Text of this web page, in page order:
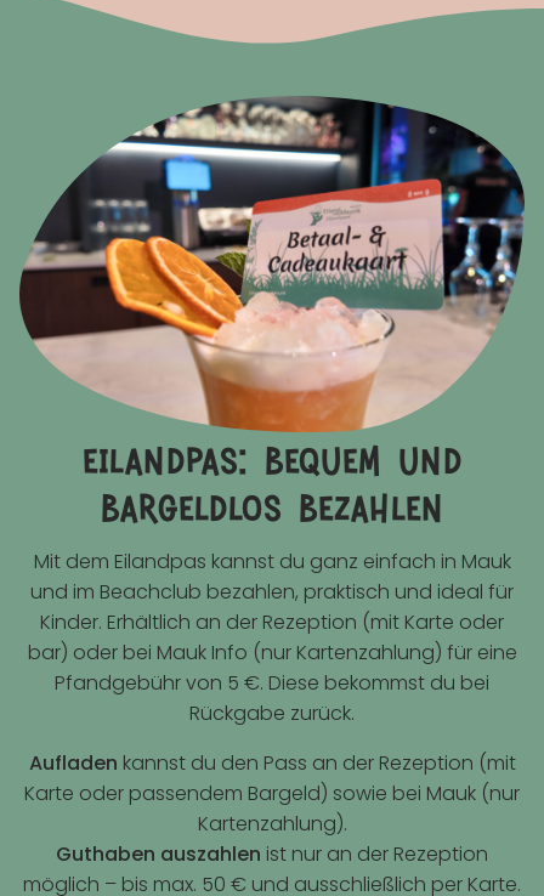
eilandpas: bequem und
bargeldlos bezahlen
Mit dem Eilandpas kannst du ganz einfach in Mauk
und im Beachclub bezahlen, praktisch und ideal für
Kinder. Erhältlich an der Rezeption (mit Karte oder
bar) oder bei Mauk Info (nur Kartenzahlung) für eine
Pfandgebühr von 5 €. Diese bekommst du bei
Rückgabe zurück.
Aufladen kannst du den Pass an der Rezeption (mit
Karte oder passendem Bargeld) sowie bei Mauk (nur
Kartenzahlung).
Guthaben auszahlen ist nur an der Rezeption
möglich – bis max. 50 € und ausschließlich per Karte.